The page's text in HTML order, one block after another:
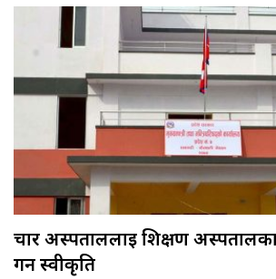
चार अस्पताललाई शिक्षण
गर्न स्वीकृति